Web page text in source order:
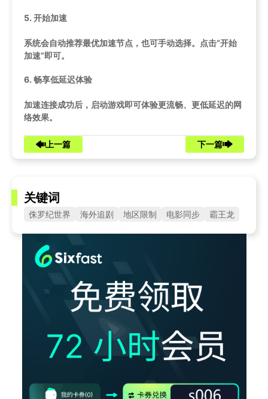
5. 开始加速
系统会自动推荐最优加速节点，也可手动选择。点击“开始
加速”即可。
6. 畅享低延迟体验
加速连接成功后，启动游戏即可体验更流畅、更低延迟的网
络效果。
上一篇 下一篇
关键词
侏罗纪世界 海外追剧 地区限制 电影同步 霸王龙